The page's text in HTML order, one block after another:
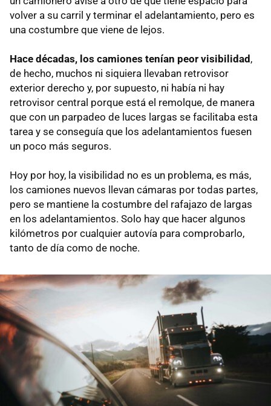
volver a su carril y terminar el adelantamiento, pero es
una costumbre que viene de lejos.
Hace décadas, los camiones tenían peor visibilidad ,
de hecho, muchos ni siquiera llevaban retrovisor
exterior derecho y, por supuesto, ni había ni hay
retrovisor central porque está el remolque, de manera
que con un parpadeo de luces largas se facilitaba esta
tarea y se conseguía que los adelantamientos fuesen
un poco más seguros.
Hoy por hoy, la visibilidad no es un problema, es más,
los camiones nuevos llevan cámaras por todas partes,
pero se mantiene la costumbre del rafajazo de largas
en los adelantamientos. Solo hay que hacer algunos
kilómetros por cualquier autovía para comprobarlo,
tanto de día como de noche.